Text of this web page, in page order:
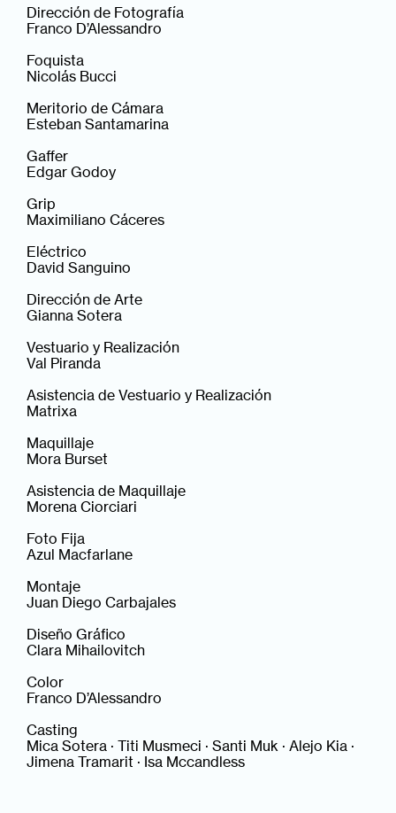
Dirección de Fotografía
Franco D’Alessandro
Foquista
Nicolás Bucci
Meritorio de Cámara
Esteban Santamarina
Gaffer
Edgar Godoy
Grip
Maximiliano Cáceres
Eléctrico
David Sanguino
Dirección de Arte
Gianna Sotera
Vestuario y Realización
Val Piranda
Asistencia de Vestuario y Realización
Matrixa
Maquillaje
Mora Burset
Asistencia de Maquillaje
Morena Ciorciari
Foto Fija
Azul Macfarlane
Montaje
Juan Diego Carbajales
Diseño Gráfico
Clara Mihailovitch
Color
Franco D’Alessandro
Casting
Mica Sotera · Titi Musmeci · Santi Muk · Alejo Kia ·
Jimena Tramarit · Isa Mccandless